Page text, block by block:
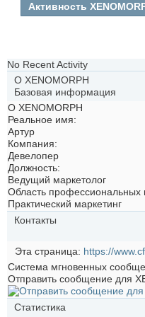
Активность
No Recent Activity
О XENOMORPH
Базовая информация
О XENOMORPH
Реальное имя:
Артур
Компания:
Девелопер
Должность:
Ведущий маркетолог
Область профессиональных
Практический маркетинг
Контакты
Эта страница https://
Система мгновенных
Отправить сообщение для
Статистика